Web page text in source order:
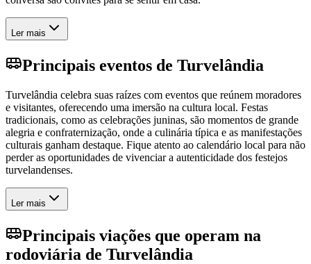
Ler mais
Principais eventos de Turvelândia
Turvelândia celebra suas raízes com eventos que reúnem moradores
e visitantes, oferecendo uma imersão na cultura local. Festas
tradicionais, como as celebrações juninas, são momentos de grande
alegria e confraternização, onde a culinária típica e as manifestações
culturais ganham destaque. Fique atento ao calendário local para não
perder as oportunidades de vivenciar a autenticidade dos festejos
turvelandenses.
Ler mais
Principais viações que operam na
rodoviária de Turvelândia